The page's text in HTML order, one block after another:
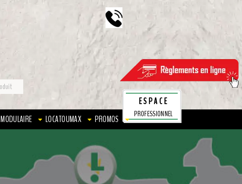
ESPACE
PROFESSIONNEL
MODULAIRE LOCATOUMAX PROMOS